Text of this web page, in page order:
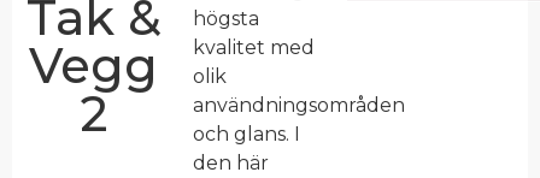
högsta
kvalitet med
olik
användningsområden
och glans. I
den här
Tak &
Vegg
2